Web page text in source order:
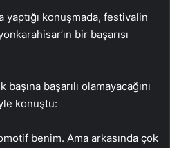
yaptığı konuşmada, festivalin
bir başarısı
başarılı olamayacağını
konuştu:
benim. Ama arkasında çok